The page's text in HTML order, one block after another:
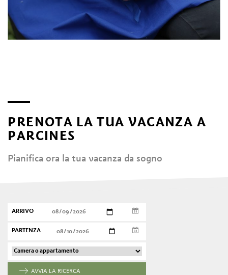
PRENOTA LA TUA VACANZA A
PARCINES
Pianifica ora la tua vacanza da sogno
ARRIVO
PARTENZA
AVVIA LA RICERCA